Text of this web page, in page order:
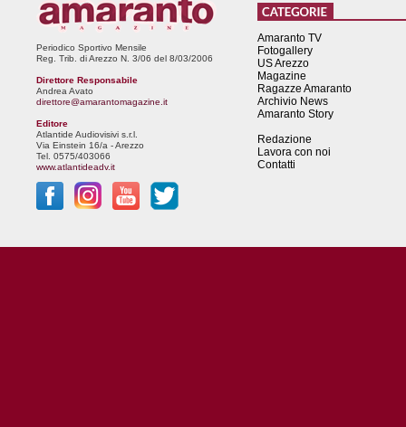
Periodico Sportivo Mensile
Reg. Trib. di Arezzo N. 3/06 del 8/03/2006
Direttore Responsabile
Andrea Avato
direttore@amarantomagazine.it
Editore
Atlantide Audiovisivi s.r.l.
Via Einstein 16/a - Arezzo
Tel. 0575/403066
www.atlantideadv.it
Amaranto TV
Fotogallery
US Arezzo
Magazine
Ragazze Amaranto
Archivio News
Amaranto Story
Redazione
Lavora con noi
Contatti